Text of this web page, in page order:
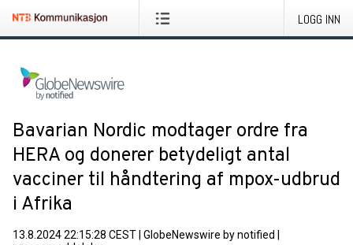
LOGG INN
Bavarian Nordic modtager ordre fra
HERA og donerer betydeligt antal
vacciner til håndtering af mpox-udbrud
i Afrika
13.8.2024 22:15:28 CEST GlobeNewswire by notified